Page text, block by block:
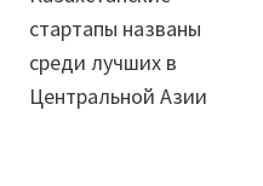
записям
стартапы названы
среди лучших в
Центральной Азии